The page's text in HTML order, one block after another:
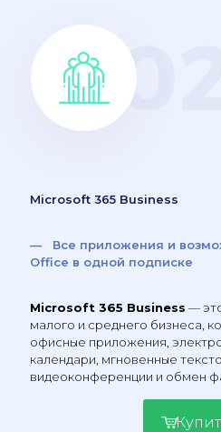
Microsoft 365 Business
— Все приложения и
Office в одной подписке
Microsoft 365 Business —
малого и среднего бизнеса,
офисные приложения,
календари, мгновенные
видеоконференции и обмен